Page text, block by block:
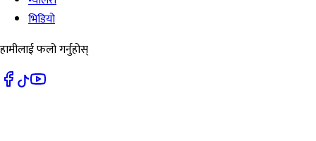
भिडियो
हामीलाई फलो गर्नुहोस्